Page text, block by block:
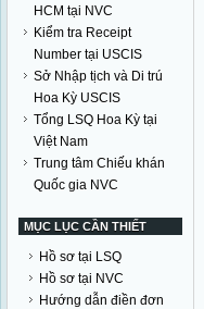
HCM tại NVC
Kiểm tra Receipt
Number tại USCIS
Sở Nhập tịch và Di trú
Hoa Kỳ USCIS
Tổng LSQ Hoa Kỳ tại
Việt Nam
Trung tâm Chiếu khán
Quốc gia NVC
MỤC LỤC CẦN THIẾT
Hồ sơ tại LSQ
Hồ sơ tại NVC
Hướng dẫn điền đơn